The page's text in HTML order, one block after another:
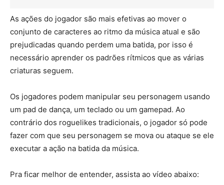
As ações do jogador são mais efetivas ao mover o
conjunto de caracteres ao ritmo da música atual e são
prejudicadas quando perdem uma batida, por isso é
necessário aprender os padrões rítmicos que as várias
criaturas seguem.
Os jogadores podem manipular seu personagem usando
um pad de dança, um teclado ou um gamepad. Ao
contrário dos roguelikes tradicionais, o jogador só pode
fazer com que seu personagem se mova ou ataque se ele
executar a ação na batida da música.
Pra ficar melhor de entender, assista ao vídeo abaixo: